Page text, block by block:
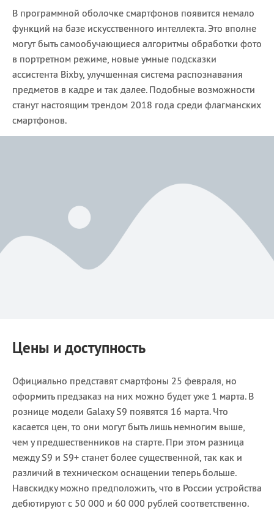
В программной оболочке смартфонов появится немало
функций на базе искусственного интеллекта. Это вполне
могут быть самообучающиеся алгоритмы обработки фото
в портретном режиме, новые умные подсказки
ассистента Bixby, улучшенная система распознавания
предметов в кадре и так далее. Подобные возможности
станут настоящим трендом 2018 года среди флагманских
смартфонов.
Цены и доступность
Официально представят смартфоны 25 февраля, но
оформить предзаказ на них можно будет уже 1 марта. В
рознице модели Galaxy S9 появятся 16 марта. Что
касается цен, то они могут быть лишь немногим выше,
чем у предшественников на старте. При этом разница
между S9 и S9+ станет более существенной, так как и
различий в техническом оснащении теперь больше.
Навскидку можно предположить, что в России устройства
дебютируют с 50 000 и 60 000 рублей соответственно.